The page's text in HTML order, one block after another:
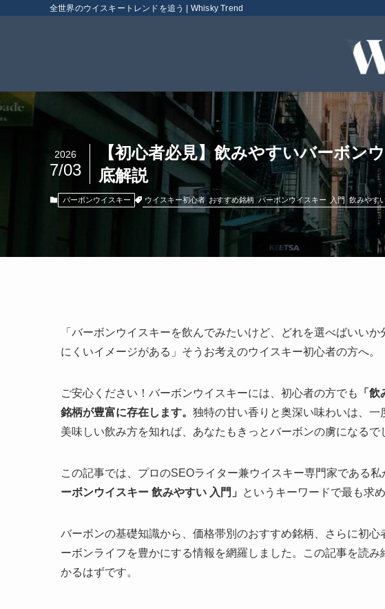
全世界のウイスキートレンドを追う | Whisky Trend
【初心者必見】飲みやすいバーボン
底解説
2026
7/03
バーボンウイスキー ウイスキー初心者 おすすめ銘柄 バーボンウイスキー 入門 飲みやす
「バーボンウイスキーを飲んでみたいけど、どれを選べばいい
にくいイメージがある」そうお考えのウイスキー初心者の方へ。
ご安心ください！バーボンウイスキーには、初心者の方でも
「
銘柄が豊富に存在します。 独特の甘い香りと奥深い味わいは、
美味しい飲み方を知れば、あなたもきっとバーボンの虜になるで
この記事では、プロのSEOライター兼ウイスキー専門家である
ーボンウイスキー 飲みやすい 入門」
というキーワードで最も求
バーボンの基礎知識から、価格帯別のおすすめ銘柄、さらに初
ーボンライフを豊かにする情報を網羅しました。この記事を読
かるはずです。